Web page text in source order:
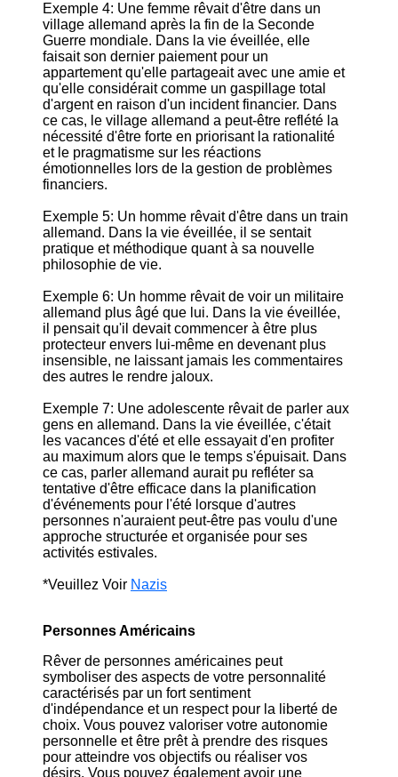
Exemple 4: Une femme rêvait d'être dans un
village allemand après la fin de la Seconde
Guerre mondiale. Dans la vie éveillée, elle
faisait son dernier paiement pour un
appartement qu'elle partageait avec une amie et
qu'elle considérait comme un gaspillage total
d'argent en raison d'un incident financier. Dans
ce cas, le village allemand a peut-être reflété la
nécessité d'être forte en priorisant la rationalité
et le pragmatisme sur les réactions
émotionnelles lors de la gestion de problèmes
financiers.
Exemple 5: Un homme rêvait d'être dans un train
allemand. Dans la vie éveillée, il se sentait
pratique et méthodique quant à sa nouvelle
philosophie de vie.
Exemple 6: Un homme rêvait de voir un militaire
allemand plus âgé que lui. Dans la vie éveillée,
il pensait qu'il devait commencer à être plus
protecteur envers lui-même en devenant plus
insensible, ne laissant jamais les commentaires
des autres le rendre jaloux.
Exemple 7: Une adolescente rêvait de parler aux
gens en allemand. Dans la vie éveillée, c'était
les vacances d'été et elle essayait d'en profiter
au maximum alors que le temps s'épuisait. Dans
ce cas, parler allemand aurait pu refléter sa
tentative d'être efficace dans la planification
d'événements pour l'été lorsque d'autres
personnes n'auraient peut-être pas voulu d'une
approche structurée et organisée pour ses
activités estivales.
*Veuillez Voir Nazis
Personnes Américains
Rêver de personnes américaines peut
symboliser des aspects de votre personnalité
caractérisés par un fort sentiment
d'indépendance et un respect pour la liberté de
choix. Vous pouvez valoriser votre autonomie
personnelle et être prêt à prendre des risques
pour atteindre vos objectifs ou réaliser vos
désirs. Vous pouvez également avoir une